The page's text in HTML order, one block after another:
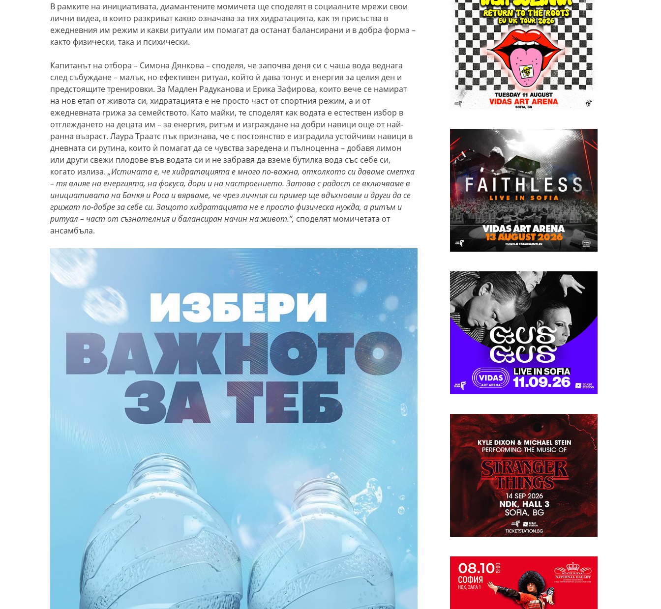
В рамките на инициативата, диамантените момичета ще споделят в социалните мрежи свои
лични видеа, в които разкриват какво означава за тях хидратацията, как тя присъства в
ежедневния им режим и какви ритуали им помагат да останат балансирани и в добра форма –
както физически, така и психически.
Капитанът на отбора – Симона Дянкова – споделя, че започва деня си с чаша вода веднага
след събуждане – малък, но ефективен ритуал, който ѝ дава тонус и енергия за целия ден и
предстоящите тренировки. За Мадлен Радуканова и Ерика Зафирова, които вече се намират
на нов етап от живота си, хидратацията е не просто част от спортния режим, а и от
ежедневната грижа за семейството. Като майки, те споделят как водата е естествен избор в
отглеждането на децата им – за енергия, ритъм и изграждане на добри навици още от най-
ранна възраст. Лаура Траатс пък признава, че с постоянство е изградила устойчиви навици в
дневната си рутина, които ѝ помагат да се чувства заредена и пълноценна – добавя лимон
или други свежи плодове във водата си и не забравя да вземе бутилка вода със себе си,
когато излиза. „Истината е, че хидратацията е много по-важна, отколкото си даваме сметка
– тя влияе на енергията, на фокуса, дори и на настроението. Затова с радост се включваме в
инициативата на Банкя и Роса и вярваме, че чрез личния си пример ще вдъхновим и други да се
грижат по-добре за себе си. Защото хидратацията не е просто физическа нужда, а ритъм и
ритуал – част от съзнателния и балансиран начин на живот.”, споделят момичетата от
ансамбъла.